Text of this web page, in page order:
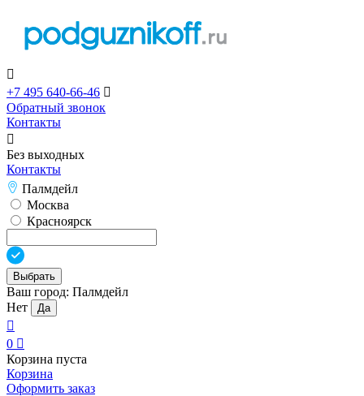

+7 495 640-66-46 
Обратный звонок
Контакты

Без выходных
Контакты
Палмдейл
Москва
Красноярск
Выбрать
Ваш город: Палмдейл
Нет
Да

0 
Корзина пуста
Корзина
Оформить заказ